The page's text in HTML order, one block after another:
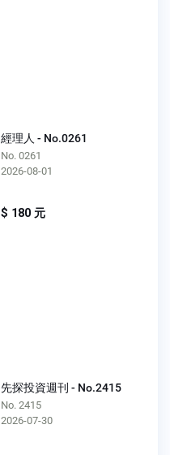
經理人 - No.0261
No. 0261
2026-08-01
$ 180 元
先探投資週刊 - No.2415
No. 2415
2026-07-30